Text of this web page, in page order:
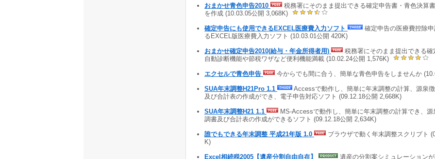
おまかせ青色申告2010
税務署にそのまま提出できる確定申告書・青色決算
を作成 (10.03.05公開 3,068K)
確定申告にも使用できるEXCEL医療費入力ソフト
確定申告の医療費控除
るEXCEL版医療費入力ソフト (10.03.01公開 420K)
おまかせ確定申告2010(給与・年金所得者用)
税務署にそのまま提出できる
自動診断機能や節税ワザなど便利機能満載 (10.02.24公開 1,576K)
エクセルで青色申告 今からでも間に合う、簡単な青色申告をしませんか
SUA年末調整H21Pro 1.1
Accessで動作し、簡単に年末調整の計算、源泉
及び合計表の作成ができ、電子申告対応ソフト (09.12.18公開 2,668K)
SUA年末調整H21 1.1
MS-Accessで動作し、簡単に年末調整の計算でき、源
調書及び合計表の作成ができるソフト (09.12.18公開 2,634K)
誰でもできる年末調整 平成21年版 1.0
ブラウザで動く年末調整スクリプト
K)
Excel相続税2005【遺産分割自由自在】 遺産の分割案シミュレーション